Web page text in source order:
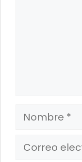
Nombre
Correo
electrónico